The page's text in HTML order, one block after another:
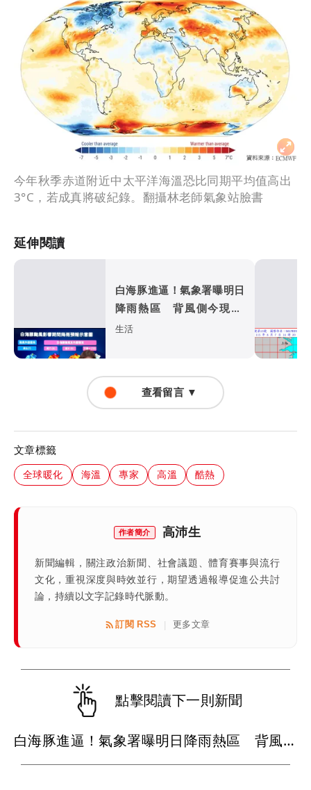
今年秋季赤道附近中太平洋海溫恐比同期平均值高出
3°C，若成真將破紀錄。翻攝林老師氣象站臉書
延伸閱讀
白海豚進逼！氣象署曝明日
降雨熱區 背風側今現37
度焚風
生活
查看留言 ▼
文章標籤
全球暖化 海溫 專家 高溫 酷熱
作者簡介 高沛生
新聞編輯，關注政治新聞、社會議題、體育賽事與流行
文化，重視深度與時效並行，期望透過報導促進公共討
論，持續以文字記錄時代脈動。
訂閱 RSS | 更多文章
點擊閱讀下一則新聞
白海豚進逼！氣象署曝明日降雨熱區 背風側今現37度焚風